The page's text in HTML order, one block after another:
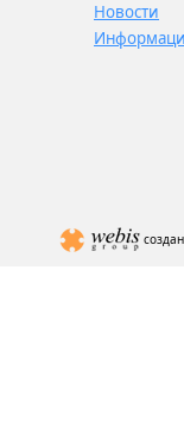
Новости